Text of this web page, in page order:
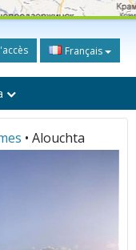
Français
• Alouchta